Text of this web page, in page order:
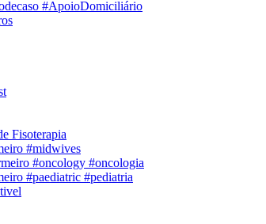
#ApoioDomiciliário
Fisoterapia
#midwives
#oncology #oncologia
#paediatric #pediatria